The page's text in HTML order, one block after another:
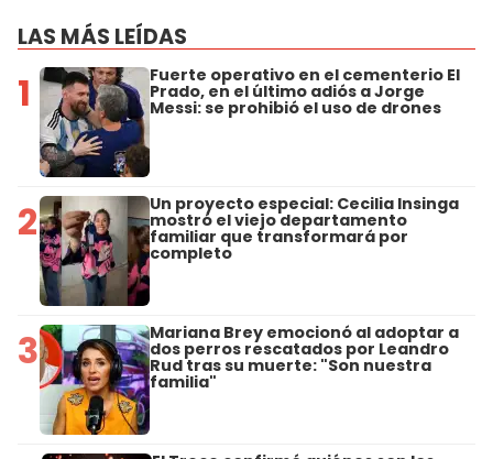
LAS MÁS LEÍDAS
1 Fuerte operativo en el cementerio El
Prado, en el último adiós a Jorge
Messi: se prohibió el uso de drones
2 Un proyecto especial: Cecilia Insinga
mostró el viejo departamento
familiar que transformará por
completo
3 Mariana Brey emocionó al adoptar a
dos perros rescatados por Leandro
Rud tras su muerte: "Son nuestra
familia"